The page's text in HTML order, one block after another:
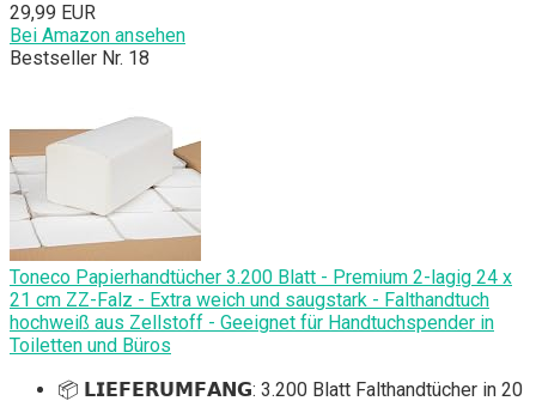
29,99 EUR
Bei Amazon ansehen
Bestseller Nr. 18
Toneco Papierhandtücher 3.200 Blatt - Premium 2-lagig 24 x
21 cm ZZ-Falz - Extra weich und saugstark - Falthandtuch
hochweiß aus Zellstoff - Geeignet für Handtuchspender in
Toiletten und Büros
📦 𝗟𝗜𝗘𝗙𝗘𝗥𝗨𝗠𝗙𝗔𝗡𝗚: 3.200 Blatt Falthandtücher in 20